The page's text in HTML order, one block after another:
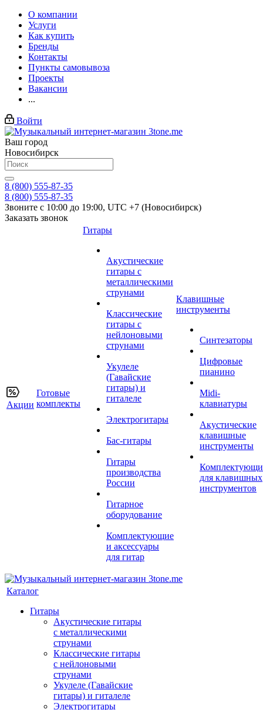
О компании
Услуги
Как купить
Бренды
Контакты
Пункты самовывоза
Проекты
Вакансии
...
Войти
Ваш город
Новосибирск
8 (800) 555-87-35
8 (800) 555-87-35
Звоните с 10:00 до 19:00, UTC +7 (Новосибирск)
Заказать звонок
Акции
Готовые
комплекты
Гитары
Акустические
гитары с
металлическими
струнами
Классические
гитары с
нейлоновыми
струнами
Укулеле
(Гавайские
гитары) и
гиталеле
Электрогитары
Бас-гитары
Гитары
производства
России
Гитарное
оборудование
Комплектующие
и аксессуары
для гитар
Клавишные
инструменты
Синтезаторы
Цифровые
пианино
Midi-
клавиатуры
Акустические
клавишные
инструменты
для клавишных
инструментов
Каталог
Гитары
Акустические гитары
с металлическими
струнами
Классические гитары
с нейлоновыми
струнами
Укулеле (Гавайские
гитары) и гиталеле
Электрогитары